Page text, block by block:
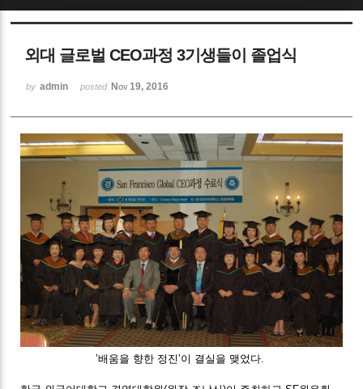
외대 글로벌 CEO과정 3기생들이 졸업식
by admin posted Nov 19, 2016
’배움을 향한 정진’이 결실을 맺었다.
Sketchbook5, 스케치북5
Sketchbook5, 스케치북5